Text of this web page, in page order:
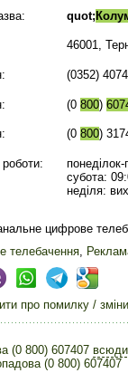
quot;
46001,
(0352)
(0 800)
(0 800)
субота:
неділя:
цифрове
телебачення,
про помилку / зміни
(0 800) 607407
(0 800) 607407